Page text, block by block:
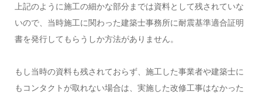
上記のように施工の細かな部分までは資料として残されていな
いので、当時施工に関わった建築士事務所に耐震基準適合証明
書を発行してもらうしか方法がありません。
もし当時の資料も残されておらず、施工した事業者や建築士に
もコンタクトが取れない場合は、実施した改修工事はなかった